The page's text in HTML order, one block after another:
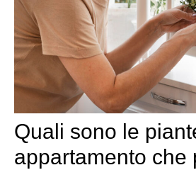
Quali sono le
appartamento che